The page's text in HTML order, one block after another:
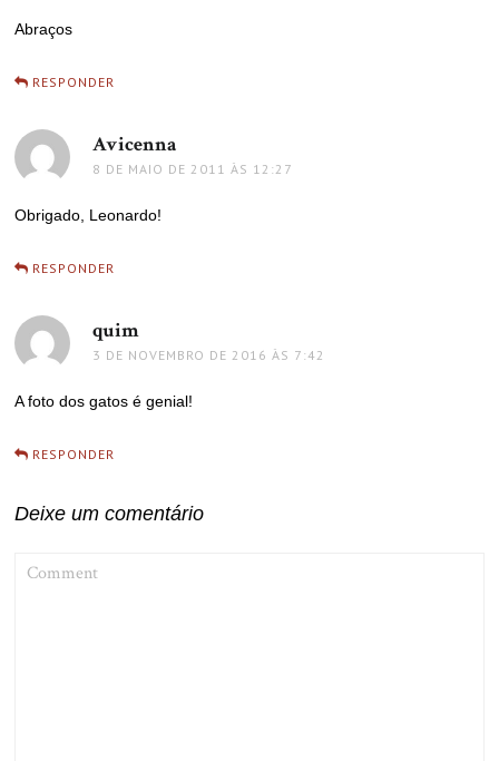
Abraços
RESPONDER
Avicenna
8 DE MAIO DE 2011 ÀS 12:27
Obrigado, Leonardo!
RESPONDER
quim
3 DE NOVEMBRO DE 2016 ÀS 7:42
A foto dos gatos é genial!
RESPONDER
Deixe um comentário